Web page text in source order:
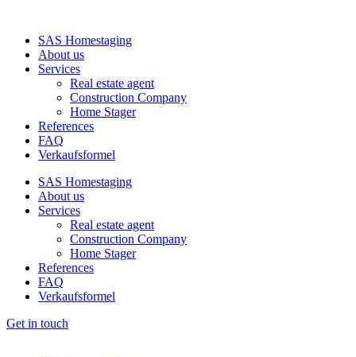
SAS Homestaging
About us
Services
Real estate agent
Construction Company
Home Stager
References
FAQ
Verkaufsformel
SAS Homestaging
About us
Services
Real estate agent
Construction Company
Home Stager
References
FAQ
Verkaufsformel
Get in touch